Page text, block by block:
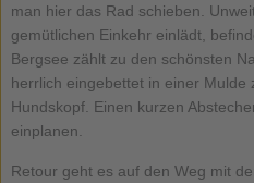
man hier das Rad schieben.
gemütlichen Einkehr einlädt,
Bergsee zählt zu den schönsten
herrlich eingebettet in einer Mulde
Hundskopf. Einen kurzen
einplanen.
Retour geht es auf den Weg mit